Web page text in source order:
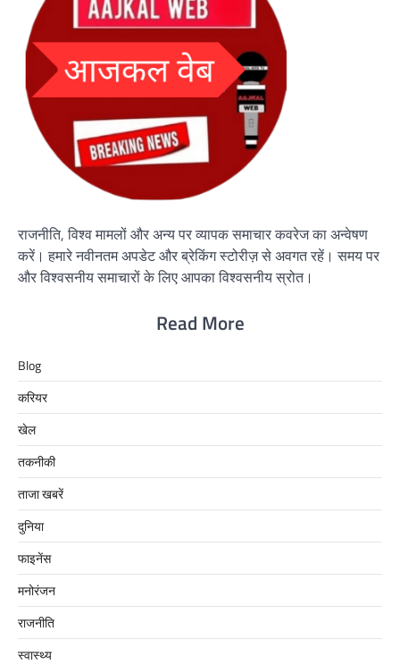
राजनीति, विश्व मामलों और अन्य पर व्यापक समाचार कवरेज का अन्वेषण
करें। हमारे नवीनतम अपडेट और ब्रेकिंग स्टोरीज़ से अवगत रहें। समय पर
और विश्वसनीय समाचारों के लिए आपका विश्वसनीय स्रोत।
Read More
Blog
करियर
खेल
तकनीकी
ताजा खबरें
दुनिया
फाइनेंस
मनोरंजन
राजनीति
स्वास्थ्य